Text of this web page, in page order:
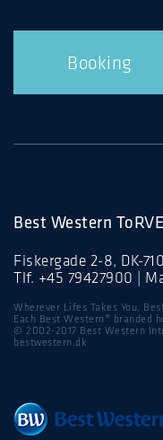
Booking
Best Western
Fiskergade 2-8, DK-
Tlf. +45 79427900 |
Wherever Lifes Takes You,
Each Best Western® branded
© 2002-2017 Best Western
bestwestern.dk